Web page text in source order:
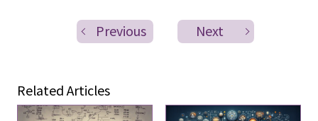
Previous Next
Related Articles